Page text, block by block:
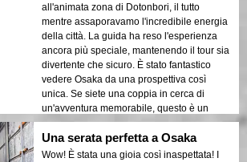
all'animata zona di Dotonbori, il tutto
mentre assaporavamo l'incredibile energia
della città. La guida ha reso l'esperienza
ancora più speciale, mantenendo il tour sia
divertente che sicuro. È stato fantastico
vedere Osaka da una prospettiva così
unica. Se siete una coppia in cerca di
un'avventura memorabile, questo è un
must assoluto!
Una serata perfetta a Osaka
Wow! È stata una gioia così inaspettata! I